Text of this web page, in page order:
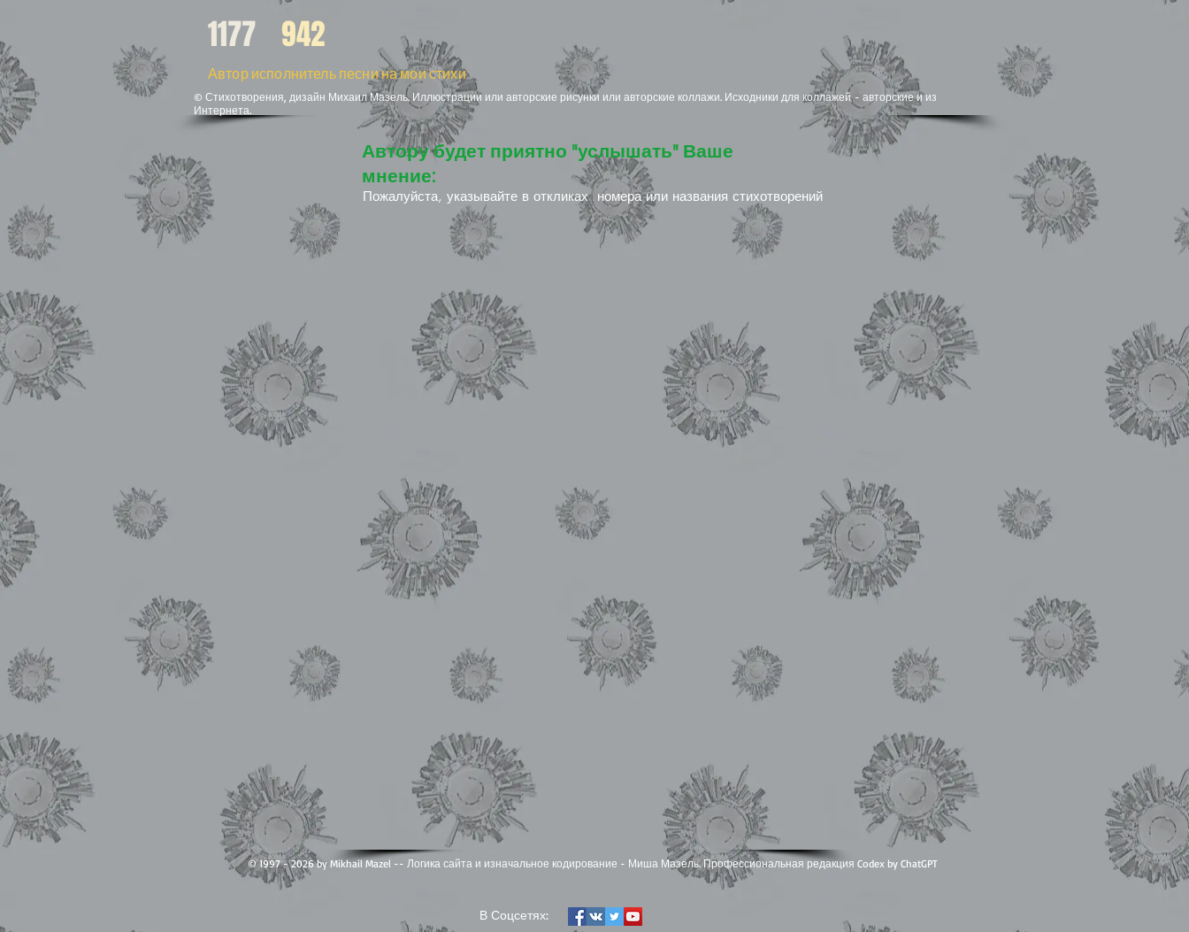
1177 942
Автор исполнитель песни на мои стихи
© Стихотворения, дизайн Михаил Мазель. Иллюстрации или авторские рисунки или авторские коллажи. Исходники для коллажей - авторские и из
Интернета.
Автору будет приятно "услышать" Ваше
мнение:
Пожалуйста, указывайте в откликах номера или названия стихотворений
© 1997 - 2026 by Mikhail Mazel -- Логика сайта и изначальное кодирование - Миша Мазель. Профессиональная редакция Codex by ChatGPT
​В Соцсетях: